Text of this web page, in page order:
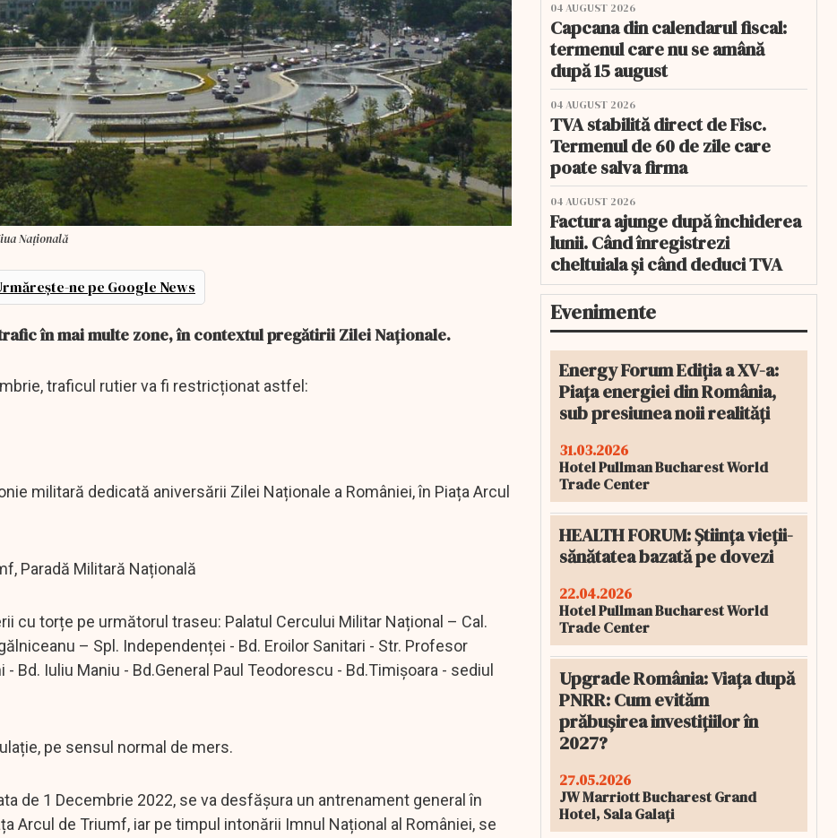
Naţională
ne pe Google News
în mai multe zone, în contextul pregătirii Zilei Naționale.
traficul rutier va fi restricționat astfel:
militară dedicată aniversării Zilei Naționale a României, în Piața Arcul
Paradă Militară Națională
cu torțe pe următorul traseu: Palatul Cercului Militar Național – Cal.
– Spl. Independenței - Bd. Eroilor Sanitari - Str. Profesor
Bd. Iuliu Maniu - Bd.General Paul Teodorescu - Bd.Timișoara - sediul
pe sensul normal de mers.
de 1 Decembrie 2022, se va desfășura un antrenament general în
Arcul de Triumf, iar pe timpul intonării Imnul Național al României, se
04 AUGUST 2026
Capcana din calendarul fiscal:
termenul care nu se amână
după 15 august
04 AUGUST 2026
TVA stabilită direct de Fisc.
Termenul de 60 de zile care
poate salva firma
04 AUGUST 2026
Factura ajunge după închiderea
lunii. Când înregistrezi
cheltuiala și când deduci TVA
Evenimente
Energy Forum Ediția a XV-a:
Piața energiei din România,
sub presiunea noii realități
31.03.2026
Hotel Pullman Bucharest World
Trade Center
HEALTH FORUM: Știința vieții-
sănătatea bazată pe dovezi
22.04.2026
Hotel Pullman Bucharest World
Trade Center
Upgrade România: Viața după
PNRR: Cum evităm
prăbușirea investițiilor în
2027?
27.05.2026
JW Marriott Bucharest Grand
Hotel, Sala Galați